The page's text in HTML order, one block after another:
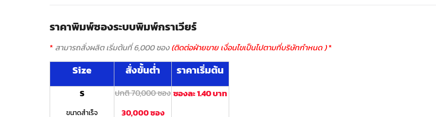
ราคาพิมพ์ซองระบบพิมพ์กราเวียร์
* สามารถสั่งผลิต เริ่มต้นที่ 6,000 ซอง(ติดต่อฝ่ายขาย เงื่อนไขเป็นไปตามที่บริษัทกำหนด ) *
Size สั่งขั้นต่ำ ราคาเริ่มต้น
S
ขนาดสำเร็จ
ปกติ 70,000 ซอง
30,000 ซอง
ซองละ 1.40 บาท